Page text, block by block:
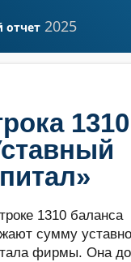
отчет 2025
1310
1310 баланса
сумму
фирмы. Она